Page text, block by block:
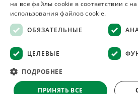
Делюкс
СПЕЦИИ И
© 2008–2026 Магазин специй и
Все материалы на сайте защищены
Оферта · Возврат товара ·
Конфиденциальность
· Отказ
на все файлы cookie в соответствии с
использования файлов cookie.
ОБЯЗАТЕЛЬНЫЕ
ЦЕЛЕВЫЕ
ПОДРОБНЕЕ
ПРИНЯТЬ ВСЕ